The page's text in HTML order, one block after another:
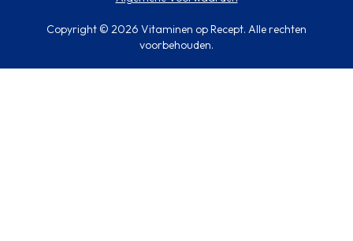
Copyright © 2026 Vitaminen op Recept. Alle rechten
voorbehouden.